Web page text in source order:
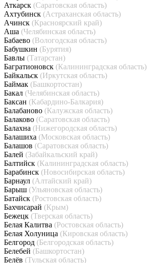
Аткарск (Саратовская область)
Ахтубинск (Астраханская область)
Ачинск (Красноярский край)
Аша (Челябинская область)
Бабаево (Вологодская область)
Бабушкин (Бурятия)
Бавлы (Татарстан)
Багратионовск (Калининградская область)
Байкальск (Иркутская область)
Баймак (Башкортостан)
Бакал (Челябинская область)
Баксан (Кабардино-Балкария)
Балабаново (Калужская область)
Балаково (Саратовская область)
Балахна (Нижегородская область)
Балашиха (Московская область)
Балашов (Саратовская область)
Балей (Забайкальский край)
Балтийск (Калининградская область)
Барабинск (Новосибирская область)
Барнаул (Алтайский край)
Барыш (Ульяновская область)
Батайск (Ростовская область)
Бахчисарай (Крым)
Бежецк (Тверская область)
Белая Калитва (Ростовская область)
Белая Холуница (Кировская область)
Белгород (Белгородская область)
Белебей (Башкортостан)
Белёв (Тульская область)